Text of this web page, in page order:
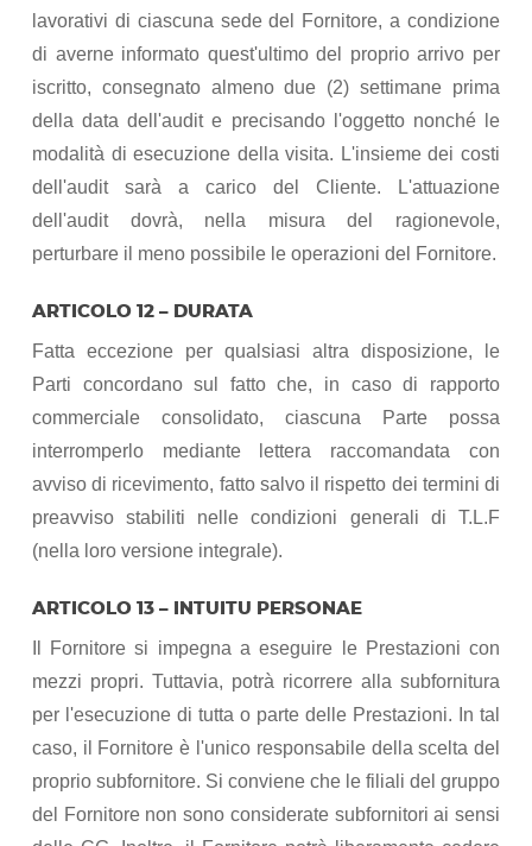
lavorativi di ciascuna sede del Fornitore, a condizione
di averne informato quest'ultimo del proprio arrivo per
iscritto, consegnato almeno due (2) settimane prima
della data dell'audit e precisando l'oggetto nonché le
modalità di esecuzione della visita. L'insieme dei costi
dell'audit sarà a carico del Cliente. L'attuazione
dell'audit dovrà, nella misura del ragionevole,
perturbare il meno possibile le operazioni del Fornitore.
ARTICOLO 12 – DURATA
Fatta eccezione per qualsiasi altra disposizione, le
Parti concordano sul fatto che, in caso di rapporto
commerciale consolidato, ciascuna Parte possa
interromperlo mediante lettera raccomandata con
avviso di ricevimento, fatto salvo il rispetto dei termini di
preavviso stabiliti nelle condizioni generali di T.L.F
(nella loro versione integrale).
ARTICOLO 13 – INTUITU PERSONAE
Il Fornitore si impegna a eseguire le Prestazioni con
mezzi propri. Tuttavia, potrà ricorrere alla subfornitura
per l'esecuzione di tutta o parte delle Prestazioni. In tal
caso, il Fornitore è l'unico responsabile della scelta del
proprio subfornitore. Si conviene che le filiali del gruppo
del Fornitore non sono considerate subfornitori ai sensi